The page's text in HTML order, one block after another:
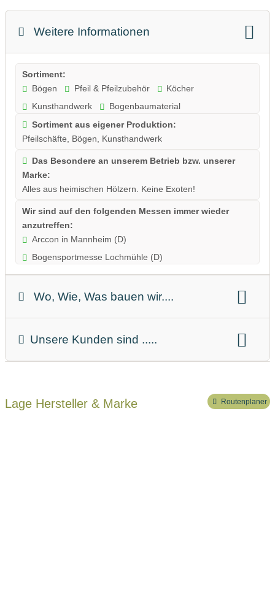
Weitere Informationen
Sortiment:
Bögen
Pfeil & Pfeilzubehör
Köcher
Kunsthandwerk
Bogenbaumaterial
Sortiment aus eigener Produktion:
Pfeilschäfte, Bögen, Kunsthandwerk
Das Besondere an unserem Betrieb bzw. unserer
Marke:
Alles aus heimischen Hölzern. Keine Exoten!
Wir sind auf den folgenden Messen immer wieder
anzutreffen:
Arccon in Mannheim (D)
Bogensportmesse Lochmühle (D)
Wo, Wie, Was bauen wir....
dem Take Down Recurvebogen
dem Langbogen
Unsere Kunden sind .....
Lage Hersteller & Marke Routenplaner